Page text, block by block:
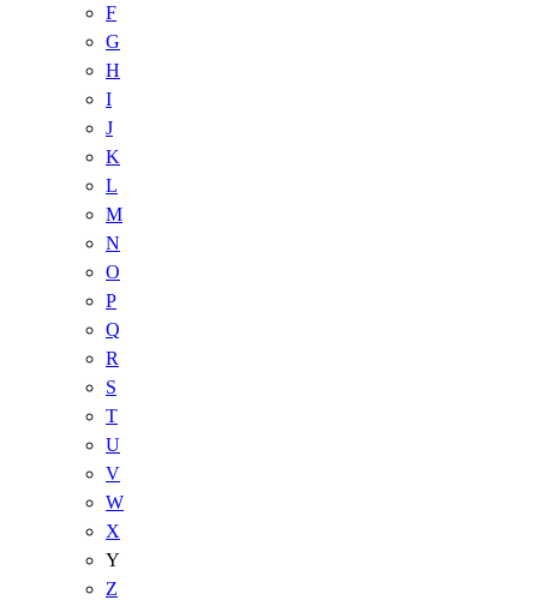
F
G
H
I
J
K
L
M
N
O
P
Q
R
S
T
U
V
W
X
Y
Z